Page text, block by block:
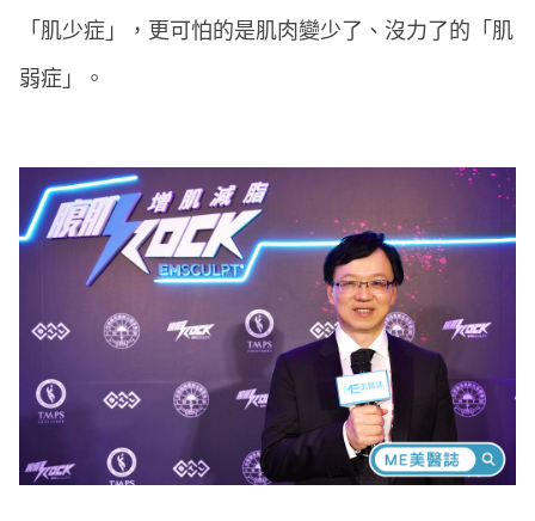
「肌少症」，更可怕的是肌肉變少了、沒力了的「肌
弱症」。